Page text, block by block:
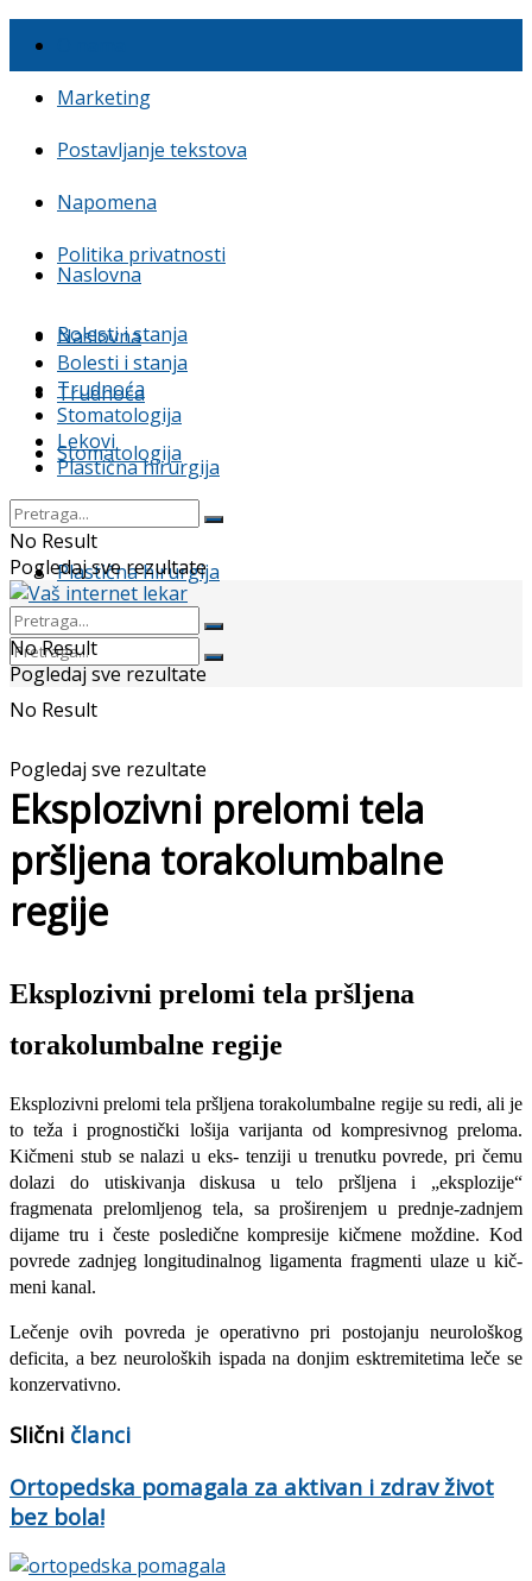
Marketing
Postavljanje tekstova
Napomena
Politika privatnosti
Naslovna
Bolesti i stanja
Trudnoća
Stomatologija
Lekovi
Plastična hirurgija
No Result
Pogledaj sve rezultate
Naslovna
Bolesti i stanja
Trudnoća
Stomatologija
Lekovi
Plastična hirurgija
No Result
Pogledaj sve rezultate
No Result
Pogledaj sve rezultate
Eksplozivni prelomi tela
pršljena torakolumbalne
regije
Eksplozivni prelomi tela pršljena
torakolumbalne regije
Eksplozivni prelomi tela pršljena torakolumbalne regije su redi, ali je
to teža i prognostički lošija varijanta od kompresiv­nog preloma.
Kičmeni stub se nalazi u eks- tenziji u trenutku povrede, pri čemu
dola­zi do utiskivanja diskusa u telo pršljena i „eksplozije“
fragmenata prelomljenog tela, sa proširenjem u prednje-zadnjem
dijame tru i česte posledične kompresije kičmene moždine. Kod
povrede zadnjeg longitudi­nalnog ligamenta fragmenti ulaze u kič­
meni kanal.
Lečenje ovih povreda je operativno pri postojanju neurološkog
deficita, a bez ne­uroloških ispada na donjim esktremitetima leče se
konzervativno.
Slični članci
Ortopedska pomagala za aktivan i zdrav život
bez bola!